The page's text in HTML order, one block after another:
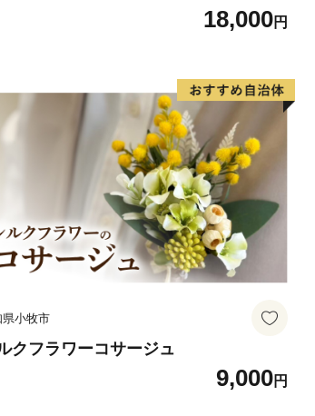
18,000円
県小牧市
クフラワーコサージュ
9,000円